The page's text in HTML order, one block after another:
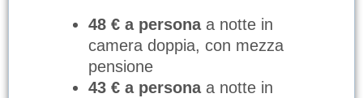
48 € a personaa notte in
camera doppia, con mezza
pensione
43 € a personaa notte in